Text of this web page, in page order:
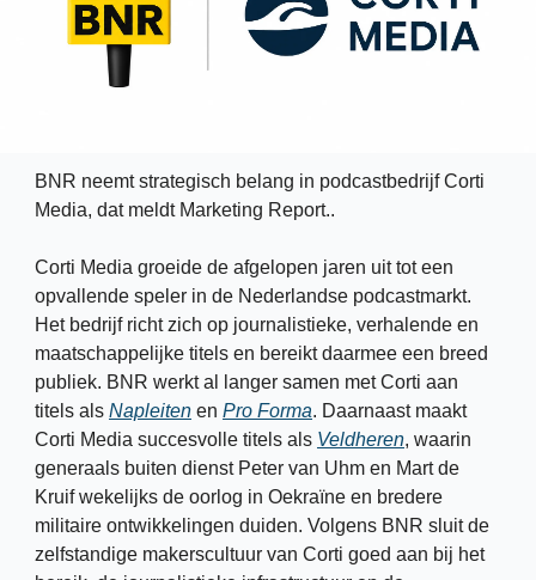
BNR neemt strategisch belang in podcastbedrijf Corti
Media, dat meldt Marketing Report..
Corti Media groeide de afgelopen jaren uit tot een
opvallende speler in de Nederlandse podcastmarkt.
Het bedrijf richt zich op journalistieke, verhalende en
maatschappelijke titels en bereikt daarmee een breed
publiek. BNR werkt al langer samen met Corti aan
titels als Napleiten en Pro Forma. Daarnaast maakt
Corti Media succesvolle titels als Veldheren, waarin
generaals buiten dienst Peter van Uhm en Mart de
Kruif wekelijks de oorlog in Oekraïne en bredere
militaire ontwikkelingen duiden. Volgens BNR sluit de
zelfstandige makerscultuur van Corti goed aan bij het